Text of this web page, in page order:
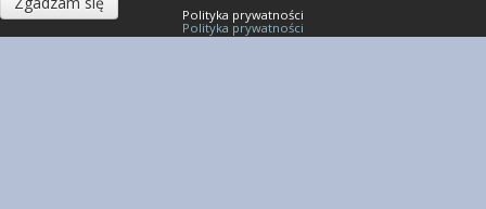
Polityka prywatności
Polityka prywatności